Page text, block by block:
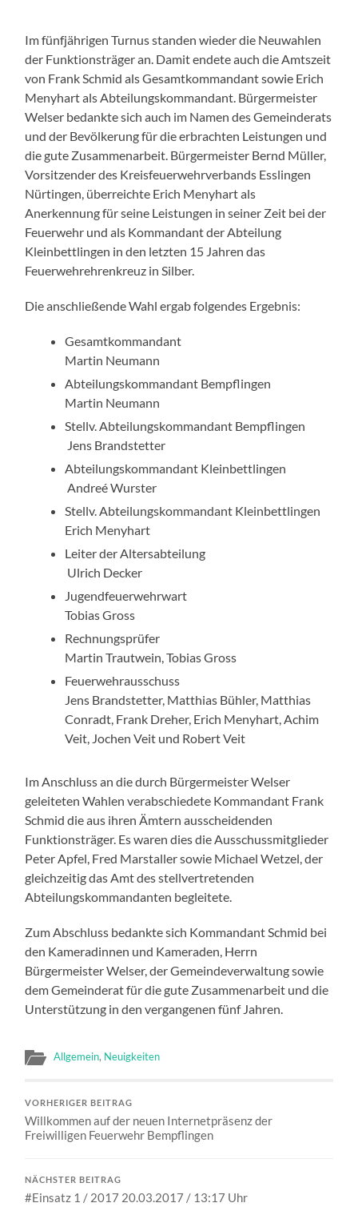
Im fünfjährigen Turnus standen wieder die Neuwahlen
der Funktionsträger an. Damit endete auch die Amtszeit
von Frank Schmid als Gesamtkommandant sowie Erich
Menyhart als Abteilungskommandant. Bürgermeister
Welser bedankte sich auch im Namen des Gemeinderats
und der Bevölkerung für die erbrachten Leistungen und
die gute Zusammenarbeit. Bürgermeister Bernd Müller,
Vorsitzender des Kreisfeuerwehrverbands Esslingen
Nürtingen, überreichte Erich Menyhart als
Anerkennung für seine Leistungen in seiner Zeit bei der
Feuerwehr und als Kommandant der Abteilung
Kleinbettlingen in den letzten 15 Jahren das
Feuerwehrehrenkreuz in Silber.
Die anschließende Wahl ergab folgendes Ergebnis:
Gesamtkommandant
Martin Neumann
Abteilungskommandant Bempflingen
Martin Neumann
Stellv. Abteilungskommandant Bempflingen
Jens Brandstetter
Abteilungskommandant Kleinbettlingen
Andreé Wurster
Stellv. Abteilungskommandant Kleinbettlingen
Erich Menyhart
Leiter der Altersabteilung
Ulrich Decker
Jugendfeuerwehrwart
Tobias Gross
Rechnungsprüfer
Martin Trautwein, Tobias Gross
Feuerwehrausschuss
Jens Brandstetter, Matthias Bühler, Matthias
Conradt, Frank Dreher, Erich Menyhart, Achim
Veit, Jochen Veit und Robert Veit
Im Anschluss an die durch Bürgermeister Welser
geleiteten Wahlen verabschiedete Kommandant Frank
Schmid die aus ihren Ämtern ausscheidenden
Funktionsträger. Es waren dies die Ausschussmitglieder
Peter Apfel, Fred Marstaller sowie Michael Wetzel, der
gleichzeitig das Amt des stellvertretenden
Abteilungskommandanten begleitete.
Zum Abschluss bedankte sich Kommandant Schmid bei
den Kameradinnen und Kameraden, Herrn
Bürgermeister Welser, der Gemeindeverwaltung sowie
dem Gemeinderat für die gute Zusammenarbeit und die
Unterstützung in den vergangenen fünf Jahren.
Allgemein, Neuigkeiten
VORHERIGER BEITRAG
Willkommen auf der neuen Internetpräsenz der
Freiwilligen Feuerwehr Bempflingen
NÄCHSTER BEITRAG
#Einsatz 1 / 2017 20.03.2017 / 13:17 Uhr